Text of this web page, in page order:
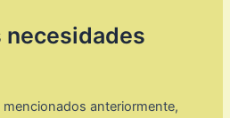
necesidades
anteriormente,